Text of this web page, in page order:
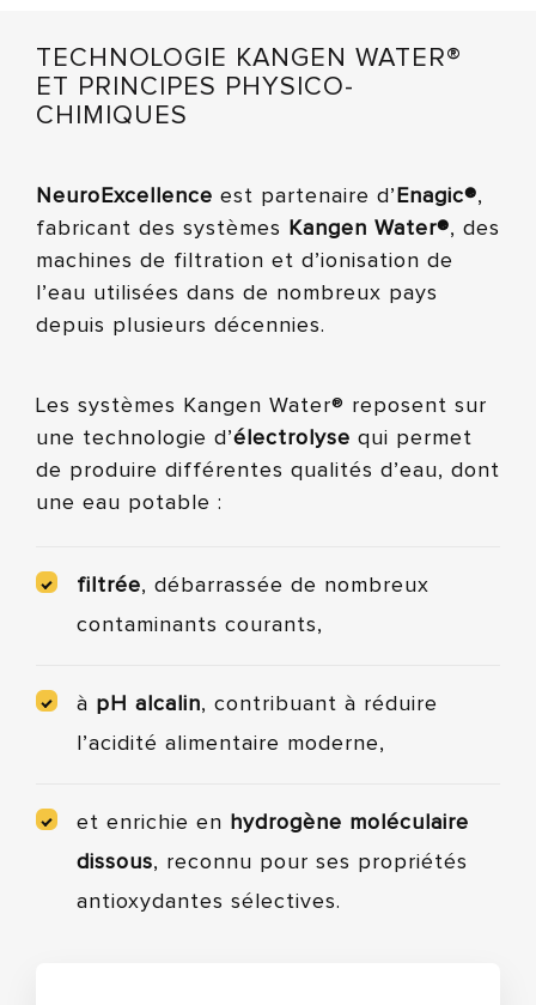
TECHNOLOGIE KANGEN WATER®
ET PRINCIPES PHYSICO-
CHIMIQUES
NeuroExcellence est partenaire d’ Enagic®,
fabricant des systèmes
Kangen Water®, des
machines de filtration et d’ionisation de
l’eau utilisées dans de nombreux pays
depuis plusieurs décennies.
Les systèmes Kangen Water® reposent sur
une technologie d’électrolyse qui permet
de produire différentes qualités d’eau, dont
une eau potable :
filtrée, débarrassée de nombreux
contaminants courants,
à pH alcalin, contribuant à réduire
l’acidité alimentaire moderne,
et enrichie en hydrogène moléculaire
dissous, reconnu pour ses propriétés
antioxydantes sélectives.